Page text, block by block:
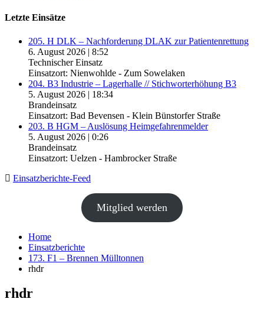
Letzte Einsätze
205. H DLK – Nachforderung DLAK zur Patientenrettung
6. August 2026 | 8:52
Technischer Einsatz
Einsatzort: Nienwohlde - Zum Sowelaken
204. B3 Industrie – Lagerhalle // Stichworterhöhung B3
5. August 2026 | 18:34
Brandeinsatz
Einsatzort: Bad Bevensen - Klein Bünstorfer Straße
203. B HGM – Auslösung Heimgefahrenmelder
5. August 2026 | 0:26
Brandeinsatz
Einsatzort: Uelzen - Hambrocker Straße
Einsatzberichte-Feed
Mitglied werden
Home
Einsatzberichte
173. F1 – Brennen Mülltonnen
rhdr
rhdr